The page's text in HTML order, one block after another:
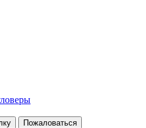
Пожаловаться